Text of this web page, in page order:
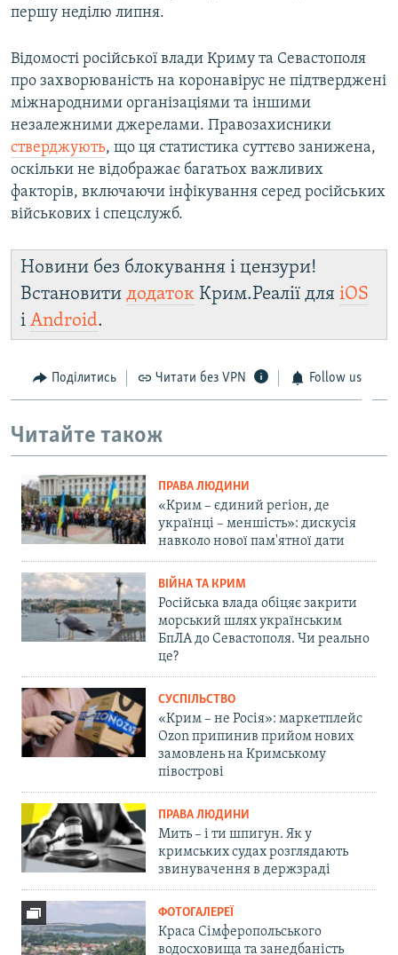
першу неділю липня.
Відомості російської влади Криму та Севастополя
про захворюваність на коронавірус не підтверджені
міжнародними організаціями та іншими
незалежними джерелами. Правозахисники
стверджують, що ця статистика суттєво занижена,
оскільки не відображає багатьох важливих
факторів, включаючи інфікування серед російських
військових і спецслужб.
Новини без блокування і цензури!
Встановити додаток Крим.Реалії для iOS
і Android.
Поділитись Читати без VPN Follow us
Читайте також
ПРАВА ЛЮДИНИ
«Крим – єдиний регіон, де
українці – меншість»: дискусія
навколо нової пам'ятної дати
ВІЙНА ТА КРИМ
Російська влада обіцяє закрити
морський шлях українським
БпЛА до Севастополя. Чи реально
це?
СУСПІЛЬСТВО
«Крим – не Росія»: маркетплейс
Ozon припинив прийом нових
замовлень на Кримському
півострові
ПРАВА ЛЮДИНИ
Мить – і ти шпигун. Як у
кримських судах розглядають
звинувачення в держзраді
ФОТОГАЛЕРЕЇ
Краса Сімферопольського
водосховища та занедбаність